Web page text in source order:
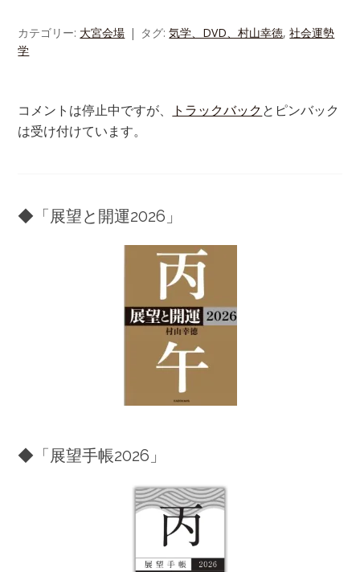
カテゴリー: 大宮会場 タグ:気学、DVD、村山幸徳,社会運勢
学
コメントは停止中ですが、 トラックバックとピンバック
は受け付けています。
◆「展望と開運2026」
◆「展望手帳2026」